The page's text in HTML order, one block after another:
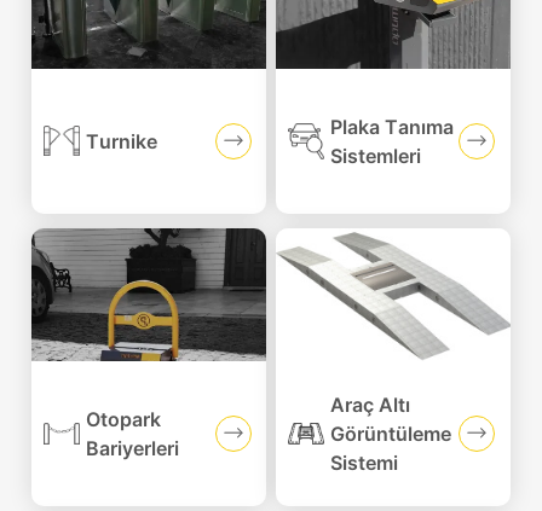
Turnike
Plaka Tanıma
Sistemleri
Otopark
Bariyerleri
Araç Altı
Görüntüleme
Sistemi